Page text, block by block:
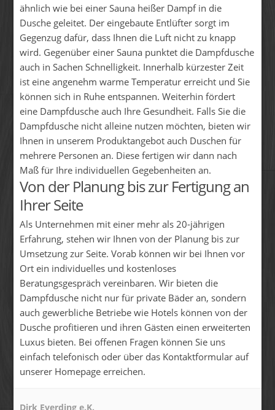
ähnlich wie bei einer Sauna heißer Dampf in die
Dusche geleitet. Der eingebaute Entlüfter sorgt im
Gegenzug dafür, dass Ihnen die Luft nicht zu knapp
wird. Gegenüber einer Sauna punktet die Dampfdusche
auch in Sachen Schnelligkeit. Innerhalb kürzester Zeit
ist eine angenehm warme Temperatur erreicht und Sie
können sich in Ruhe entspannen. Weiterhin fördert
eine Dampfdusche auch Ihre Gesundheit. Falls Sie die
Dampfdusche nicht alleine nutzen möchten, bieten wir
Ihnen in unserem Produktangebot auch Duschen für
mehrere Personen an. Diese fertigen wir dann nach
Maß für Ihre individuellen Gegebenheiten an.
Von der Planung bis zur Fertigung an
Ihrer Seite
Als Unternehmen mit einer mehr als 20-jährigen
Erfahrung, stehen wir Ihnen von der Planung bis zur
Umsetzung zur Seite. Vorab können wir bei Ihnen vor
Ort ein individuelles und kostenloses
Beratungsgespräch vereinbaren. Wir bieten die
Dampfdusche nicht nur für private Bäder an, sondern
auch gewerbliche Betriebe wie Hotels können von der
Dusche profitieren und ihren Gästen einen erweiterten
Luxus bieten. Bei offenen Fragen können Sie uns
einfach telefonisch oder über das Kontaktformular auf
unserer Homepage erreichen.
Dirk Everding e.K.